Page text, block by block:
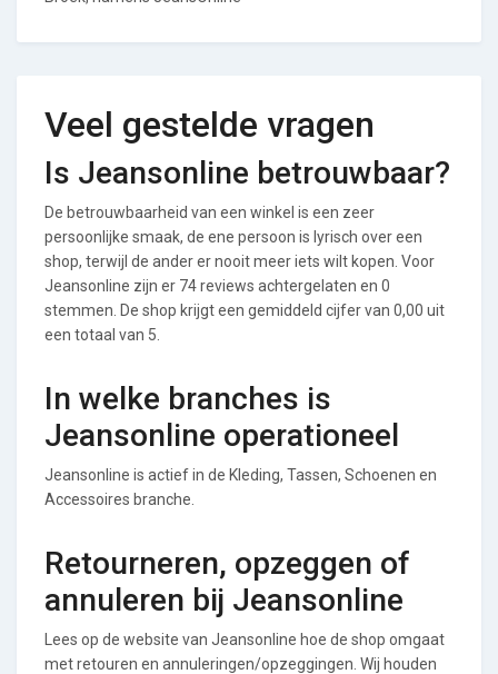
Veel gestelde vragen
Is Jeansonline betrouwbaar?
De betrouwbaarheid van een winkel is een zeer
persoonlijke smaak, de ene persoon is lyrisch over een
shop, terwijl de ander er nooit meer iets wilt kopen. Voor
Jeansonline zijn er 74 reviews achtergelaten en 0
stemmen. De shop krijgt een gemiddeld cijfer van 0,00 uit
een totaal van 5.
In welke branches is
Jeansonline operationeel
Jeansonline is actief in de Kleding, Tassen, Schoenen en
Accessoires branche.
Retourneren, opzeggen of
annuleren bij Jeansonline
Lees op de website van Jeansonline hoe de shop omgaat
met retouren en annuleringen/opzeggingen. Wij houden